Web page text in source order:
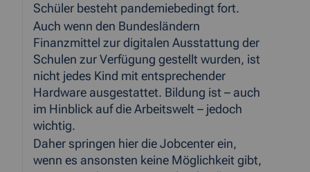
Schüler besteht pandemiebedingt fort.
Auch wenn den Bundesländern
Finanzmittel zur digitalen Ausstattung der
Schulen zur Verfügung gestellt wurden, ist
nicht jedes Kind mit entsprechender
Hardware ausgestattet. Bildung ist – auch
im Hinblick auf die Arbeitswelt – jedoch
wichtig.
Daher springen hier die Jobcenter ein,
wenn es ansonsten keine Möglichkeit gibt,